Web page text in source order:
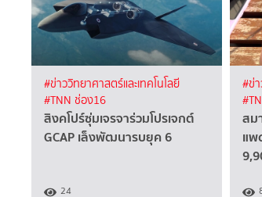
#ข่าววิทยาศาสตร์และเทคโนโลยี
#TNN ช่อง16
สิงคโปร์ซุ่มเจรจาร่วมโปรเจกต์
GCAP เล็งพัฒนารบยุค 6
24
#ข่
สม
แพ